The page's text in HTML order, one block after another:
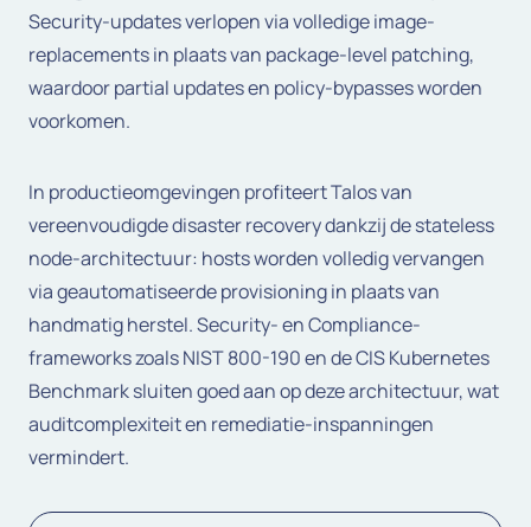
Security-updates verlopen via volledige image-
replacements in plaats van package-level patching,
waardoor partial updates en policy-bypasses worden
voorkomen.
In productieomgevingen profiteert Talos van
vereenvoudigde disaster recovery dankzij de stateless
node-architectuur: hosts worden volledig vervangen
via geautomatiseerde provisioning in plaats van
handmatig herstel. Security- en Compliance-
frameworks zoals NIST 800-190 en de CIS Kubernetes
Benchmark sluiten goed aan op deze architectuur, wat
auditcomplexiteit en remediatie-inspanningen
vermindert.